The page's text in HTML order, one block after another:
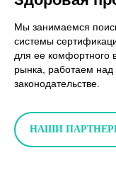
Мы занимаемся
системы
для ее комфортного
рынка, работаем
законодательстве.
НАШИ